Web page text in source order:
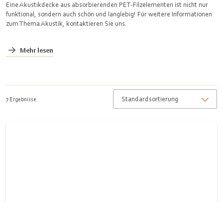
Eine Akustikdecke aus absorbierenden PET-Filzelementen ist nicht nur
funktional, sondern auch schön und langlebig! Für weitere Informationen
zum ThemaAkustik , kontaktieren Sie uns.
Mehr lesen
7 Ergebnisse